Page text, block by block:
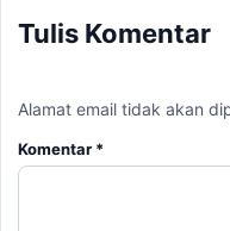
Tulis Komentar